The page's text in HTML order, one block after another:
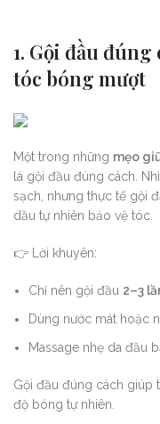
1. Gội đầu
tóc bóng mượt
Một trong những mẹo
là gội đầu đúng cách.
sạch, nhưng thực tế gội
dầu tự nhiên bảo vệ tóc.
👉 Lời khuyên:
Chỉ nên gội đầu 2–3
Dùng nước mát hoặc
Massage nhẹ da đầu
Gội đầu đúng cách giúp
độ bóng tự nhiên.